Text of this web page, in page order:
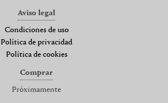
Aviso legal
Condiciones de uso
Política de privacidad
Política de cookies
Comprar
Próximamente